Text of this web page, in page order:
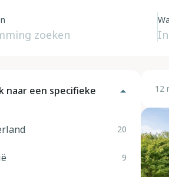
naar een specifieke
20
9
12